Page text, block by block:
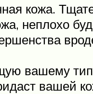
кожа.
неплохо
вашему
вашей